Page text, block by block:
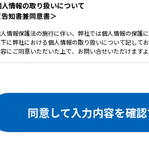
情報の取り扱いについて
告知書兼同意書＞
情報保護法の施行に伴い、弊社では個人情報の保護に
に弊社における個人情報の取り扱いについて記してお
にご同意いただいた上で、お問い合せいただけますよ
お取引が発生した場合のクライアント管理のため。
お客様のご利用状況を把握し、今後のサービス改善に
ご提供いただいた個人情報を、法令に定める場合を
しません。
同意して入力内容を確